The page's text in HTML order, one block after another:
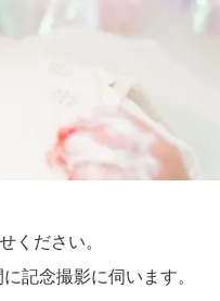
ください。
記念撮影に伺います。